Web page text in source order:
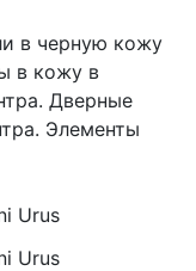
в черную кожу
в кожу в
Дверные
Элементы
Urus
Urus